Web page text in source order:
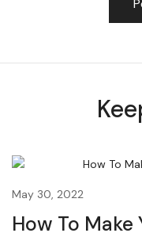
May 30, 2022
How To Make